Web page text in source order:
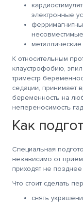
электронные
К относительным
клаустрофобию,
триместр
седации, принимает
беременность на
непереносимость
Как
Специальная
независимо от
приходят не
Что стоит сделать
снять